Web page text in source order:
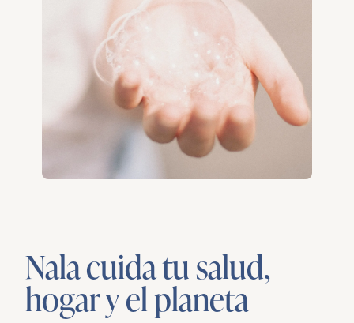
Nala cuida tu salud,
hogar y el planeta